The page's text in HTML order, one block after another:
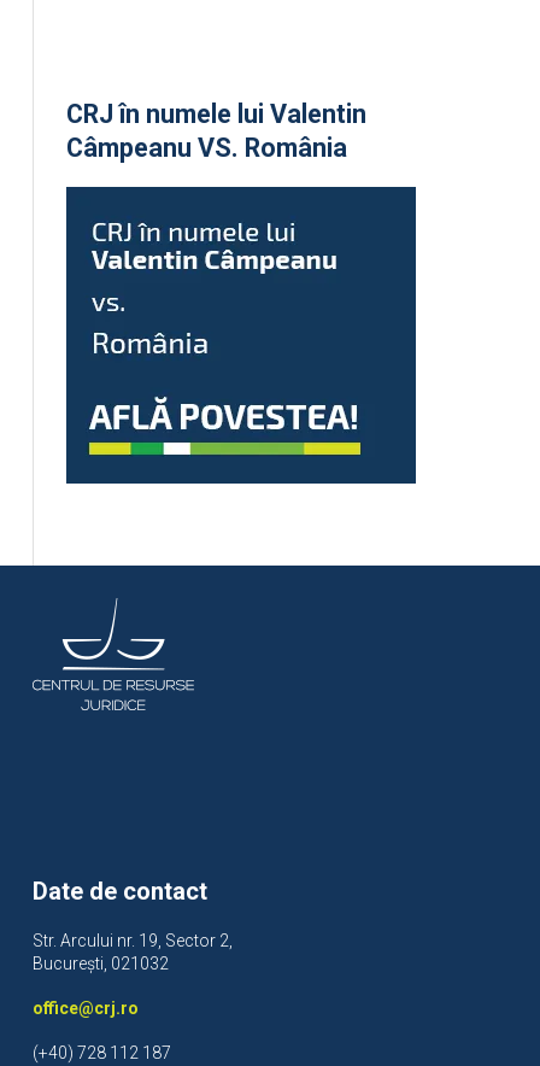
CRJ în numele lui Valentin
Câmpeanu VS. România
Date de contact
Str. Arcului nr. 19, Sector 2,
București, 021032
office@crj.ro
(+40) 728 112 187